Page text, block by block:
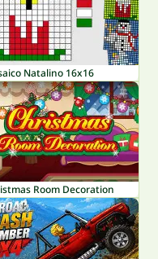
Natalino 16x16
Room Decoration